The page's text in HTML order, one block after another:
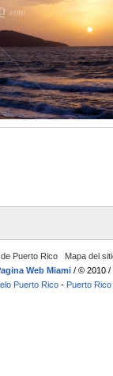
Puerto Rico
Mapa del
Web Miami / © 2010 /
Puerto Rico - Puerto